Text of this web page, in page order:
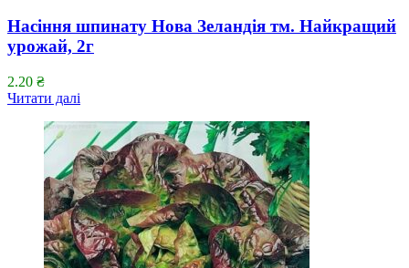
Насіння шпинату Нова Зеландія тм. Найкращий
урожай, 2г
2.20 ₴
Читати далі